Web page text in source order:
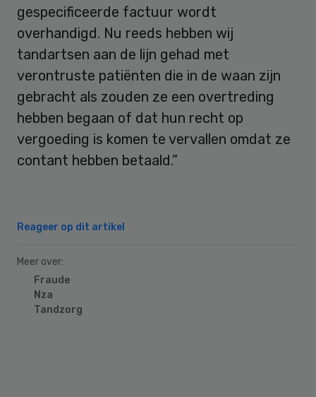
gespecificeerde factuur wordt
overhandigd. Nu reeds hebben wij
tandartsen aan de lijn gehad met
verontruste patiënten die in de waan zijn
gebracht als zouden ze een overtreding
hebben begaan of dat hun recht op
vergoeding is komen te vervallen omdat ze
contant hebben betaald.”
Reageer op dit artikel
Meer over:
Fraude
Nza
Tandzorg